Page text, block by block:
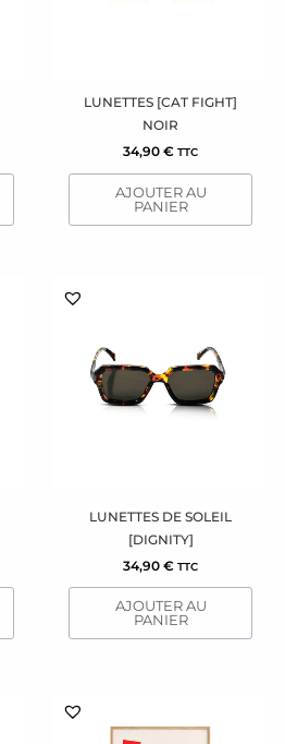
LUNETTES [CAT FIGHT]
NOIR
34,90 € TTC
AJOUTER AU
PANIER
LUNETTES DE SOLEIL
[DIGNITY]
34,90 € TTC
AJOUTER AU
PANIER